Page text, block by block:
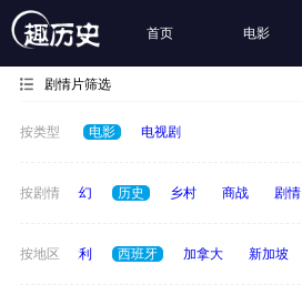
首页 电影
剧情片筛选
按类型 电影 电视剧
按剧情
动作 奇幻 历史 乡村 商战 剧情
按地区
印度 意大利 西班牙 加拿大 新加坡